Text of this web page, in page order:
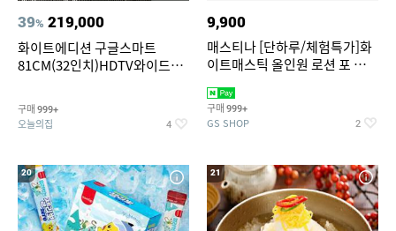
39% 219,000
화이트에디션 구글스마트
81CM(32인치)HDTV와이드무
구매 999+
오늘의집 4
9,900
매스티나 [단하루/체험특가]화
이트매스틱 올인원 로션 포 맨
구매 999+
GS SHOP 2
20 21